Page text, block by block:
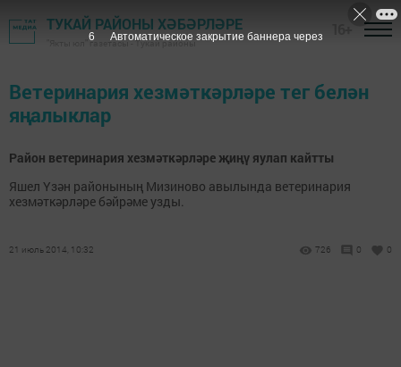
ТУКАЙ РАЙОНЫ ХӘБӘРЛӘРЕ
"Якты юл" газетасы - Тукай районы
Ветеринария хезмәткәрләре тег белән
яңалыклар
Район ветеринария хезмәткәрләре җиңү яулап кайтты
Яшел Үзән районының Мизиново авылында ветеринария
хезмәткәрләре бәйрәме узды.
21 июль 2014, 10:32 726 0 0
6 Автоматическое закрытие баннера через